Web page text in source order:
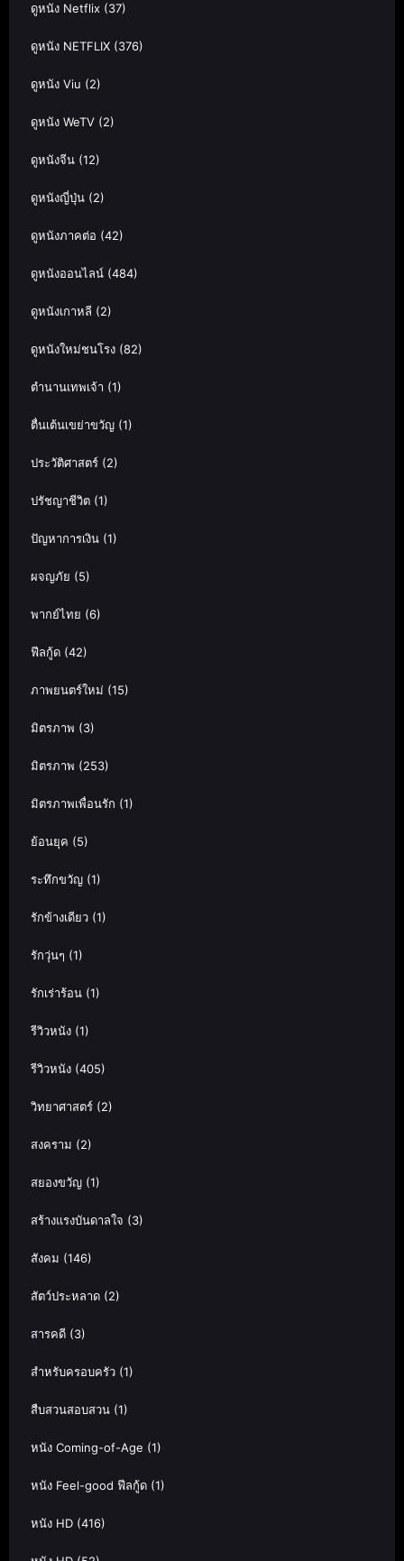
ดูหนัง Netflix (37)
ดูหนัง NETFLIX (376)
ดูหนัง Viu (2)
ดูหนัง WeTV (2)
ดูหนังจีน (12)
ดูหนังญี่ปุ่น (2)
ดูหนังภาคต่อ (42)
ดูหนังออนไลน์ (484)
ดูหนังเกาหลี (2)
ดูหนังใหม่ชนโรง (82)
ตำนานเทพเจ้า (1)
ตื่นเต้นเขย่าขวัญ (1)
ประวัติศาสตร์ (2)
ปรัชญาชีวิต (1)
ปัญหาการเงิน (1)
ผจญภัย (5)
พากย์ไทย (6)
ฟีลกู้ด (42)
ภาพยนตร์ใหม่ (15)
มิตรภาพ (3)
มิตรภาพ (253)
มิตรภาพเพื่อนรัก (1)
ย้อนยุค (5)
ระทึกขวัญ (1)
รักข้างเดียว (1)
รักวุ่นๆ (1)
รักเร่าร้อน (1)
รีวิวหนัง (1)
รีวิวหนัง (405)
วิทยาศาสตร์ (2)
สงคราม (2)
สยองขวัญ (1)
สร้างแรงบันดาลใจ (3)
สังคม (146)
สัตว์ประหลาด (2)
สารคดี (3)
สำหรับครอบครัว (1)
สืบสวนสอบสวน (1)
หนัง Coming-of-Age (1)
หนัง Feel-good ฟีลกู้ด (1)
หนัง HD (416)